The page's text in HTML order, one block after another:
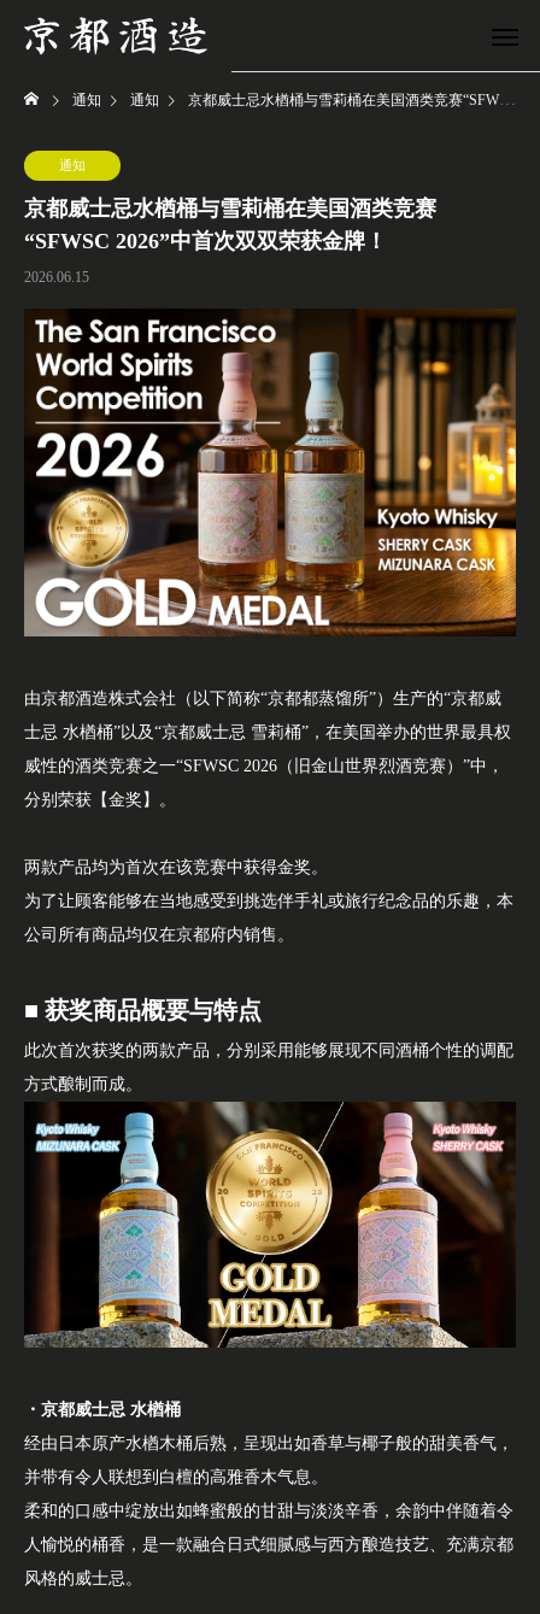
通知 通知 京都威士忌水楢桶与雪莉桶在美国酒类竞赛“SFWSC 2026”中首次双双荣获金牌！
通知
京都威士忌水楢桶与雪莉桶在美国酒类竞赛
“SFWSC 2026”中首次双双荣获金牌！
2026.06.15
由京都酒造株式会社（以下简称“京都都蒸馏所”）生产的“京都威
士忌 水楢桶”以及“京都威士忌 雪莉桶”，在美国举办的世界最具权
威性的酒类竞赛之一“SFWSC 2026（旧金山世界烈酒竞赛）”中，
分别荣获【金奖】。
两款产品均为首次在该竞赛中获得金奖。
为了让顾客能够在当地感受到挑选伴手礼或旅行纪念品的乐趣，本
公司所有商品均仅在京都府内销售。
■ 获奖商品概要与特点
此次首次获奖的两款产品，分别采用能够展现不同酒桶个性的调配
方式酿制而成。
・京都威士忌 水楢桶
经由日本原产水楢木桶后熟，呈现出如香草与椰子般的甜美香气，
并带有令人联想到白檀的高雅香木气息。
柔和的口感中绽放出如蜂蜜般的甘甜与淡淡辛香，余韵中伴随着令
人愉悦的桶香，是一款融合日式细腻感与西方酿造技艺、充满京都
风格的威士忌。